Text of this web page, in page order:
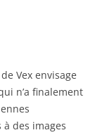
Vex envisage
n’a finalement
des images